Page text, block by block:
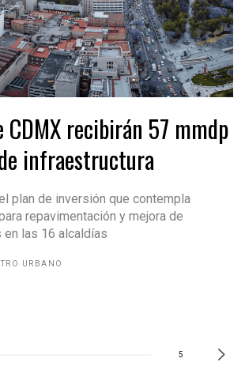
CDMX recibirán 57 mmdp
infraestructura
plan de inversión que contempla
repavimentación y mejora de
las 16 alcaldías
URBANO
5